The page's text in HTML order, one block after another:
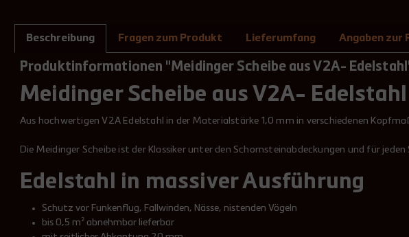
Beschreibung Fragen zum Produkt Lieferumfang Angaben zur
Produktinformationen "Meidinger Scheibe aus V2A-
Meidinger Scheibe aus V2A- Edelstahl
Aus hochwertigen V2A Edelstahl in der Materialstärke 1,0 mm in verschiedenen
Die Meidinger Scheibe ist der Klassiker unter den Schornsteinabdeckungen und für jeden
Edelstahl in massiver Ausführung
Schutz vor Funkenflug, Fallwinden, Nässe, nistenden Vögeln
bis 0,5 m² abnehmbar lieferbar